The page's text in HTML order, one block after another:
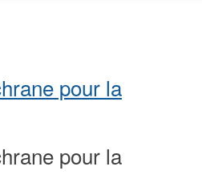
pour la
pour la